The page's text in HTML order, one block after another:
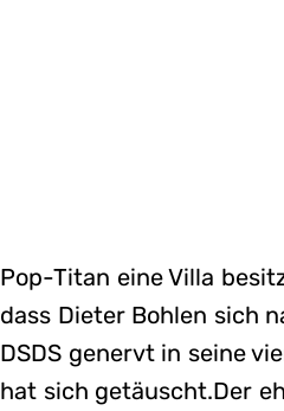
Pop-Titan eine Villa
dass Dieter Bohlen sich
DSDS genervt in seine
hat sich getäuscht.Der